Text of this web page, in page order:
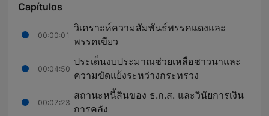
Capítulos
00:00:01
วิเคราะห์ความสัมพันธ์พรรคแดงและ
พรรคเขียว
00:04:50
ประเด็นงบประมาณช่วยเหลือชาวนาและ
ความขัดแย้งระหว่างกระทรวง
00:07:23
สถานะหนี้สินของ ธ.ก.ส. และวินัยการเงิน
การคลัง